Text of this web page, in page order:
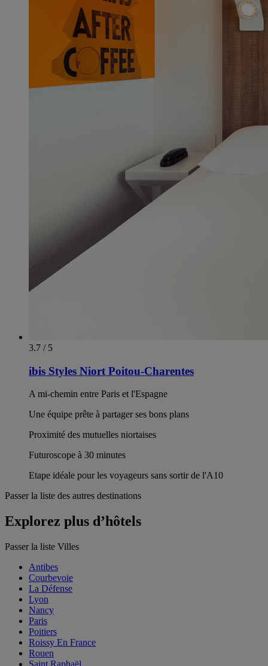
3.7 / 5
ibis Styles Niort Poitou-Charentes
A mi-chemin entre Paris et l'Espagne
Une équipe prête à partager ses bons plans
Proximité des mutuelles niortaises
Futuroscope à 30 minutes
Etape idéale pour les voyageurs sans sortir de l'A10
Passer la liste des autres destinations
Explorez plus d’hôtels
Passer la liste Villes
Antibes
Courbevoie
La Défense
Lyon
Nancy
Paris
Poitiers
Roissy En France
Rouen